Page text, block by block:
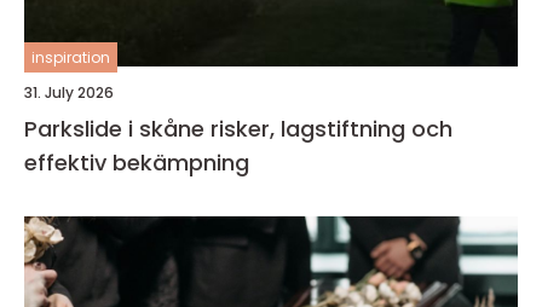
inspiration
31. July 2026
Parkslide i skåne risker, lagstiftning och
effektiv bekämpning